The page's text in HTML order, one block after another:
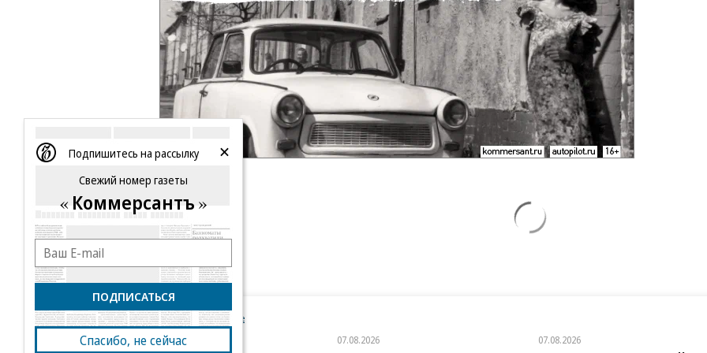
Новости компаний Все
07.08.2026 07.08.2026 07.08.2026
Подпишитесь на рассылку
Свежий номер газеты
Коммерсантъ
ПОДПИСАТЬСЯ
Спасибо, не сейчас